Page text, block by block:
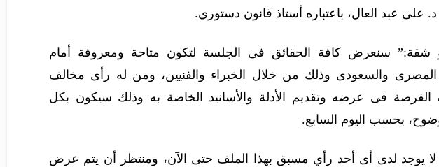
على عبد العال، باعتباره أستاذ قانون دستوري.
شقة:” سنعرض كافة الحقائق فى الجلسة لتكون متاحة ومعروفة أمام
المصرى والسعودى وذلك من خلال الخبراء والفنيين، ومن له رأى مخالف
الفرصة فى عرضه وتقديم الأدلة والأسانيد الخاصة به وذلك سيكون بكل
بحسب اليوم السابع.
لا يوجد لدى أى أحد رأي مسبق بهذا الملف حتى الآن، ومنتظر أن يتم عرض